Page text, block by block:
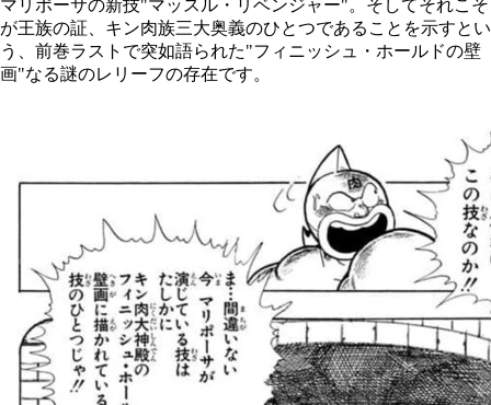
マリポーサの新技"マッスル・リベンジャー"。そしてそれこそ
が王族の証、キン肉族三大奥義のひとつであることを示すとい
う、前巻ラストで突如語られた"フィニッシュ・ホールドの壁
画"なる謎のレリーフの存在です。